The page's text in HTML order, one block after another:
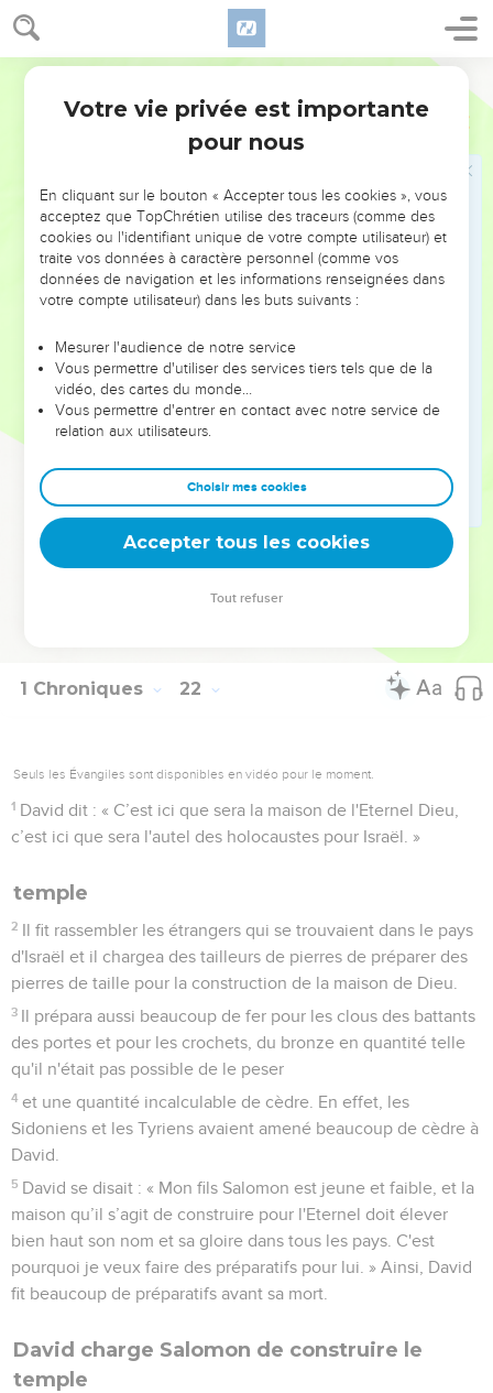
1 Chroniques 21
Ornan répondit à David : « Prends-le et que mon seigneur
le roi fasse ce qui lui plaira ! Vois ! Je donne les bœufs pour
l'holocauste, les chars pour le bois et le blé pour l'offrande,
Mais le roi David dit à Ornan : « Non ! je veux l'acheter
contre sa valeur en argent, car je ne présenterai pas à
qui ne me coûte rien. »
David donna 600 pièces d'or à Ornan pour l'emplacement.
Il construisit là un autel en l’honneur de l'Eternel, et il y
offrit des holocaustes et des sacrifices de communion. Il fit
le feu du ciel sur l'autel de l'holocauste.
Alors l'Eternel parla à l'ange, qui remit son épée dans le
fourreau.
28
dans l'aire de battage d'Ornan le Jébusien, David y offrit des
sacrifices.
Le tabernacle de l'Eternel construit par Moïse dans le
désert et l'autel des holocaustes se trouvaient alors sur le
1 Chroniques 22
Seuls les Évangiles sont disponibles en vidéo pour le moment.
1 David dit : « C’est ici que sera la maison de l'Eternel Dieu,
c’est ici que sera l'autel des holocaustes pour Israël. »
temple
2 Il fit rassembler les étrangers qui se trouvaient dans le pays
d'Israël et il chargea des tailleurs de pierres de préparer des
pierres de taille pour la construction de la maison de Dieu.
3 Il prépara aussi beaucoup de fer pour les clous des battants
des portes et pour les crochets, du bronze en quantité telle
qu'il n'était pas possible de le peser
4 et une quantité incalculable de cèdre. En effet, les
Sidoniens et les Tyriens avaient amené beaucoup de cèdre à
David.
5 David se disait : « Mon fils Salomon est jeune et faible, et la
maison qu’il s’agit de construire pour l'Eternel doit élever
bien haut son nom et sa gloire dans tous les pays. C'est
pourquoi je veux faire des préparatifs pour lui. » Ainsi, David
fit beaucoup de préparatifs avant sa mort.
David charge Salomon de construire le
temple
Votre vie privée est importante
pour nous
En cliquant sur le bouton « Accepter tous les cookies », vous
acceptez que TopChrétien utilise des traceurs (comme des
cookies ou l'identifiant unique de votre compte utilisateur) et
traite vos données à caractère personnel (comme vos
données de navigation et les informations renseignées dans
votre compte utilisateur) dans les buts suivants :
Mesurer l'audience de notre service
Vous permettre d'utiliser des services tiers tels que de la
vidéo, des cartes du monde…
Vous permettre d'entrer en contact avec notre service de
relation aux utilisateurs.
Choisir mes cookies
Accepter tous les cookies
Tout refuser